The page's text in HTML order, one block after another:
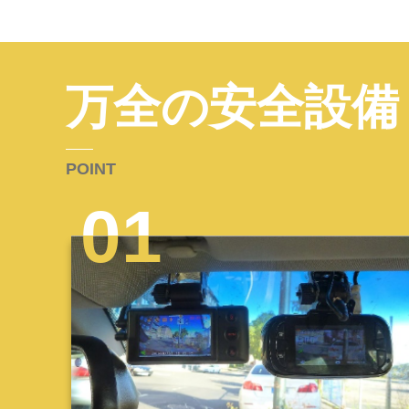
万全の安全設備
POINT
01
01